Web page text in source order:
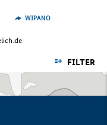
WIPANO
FILTER